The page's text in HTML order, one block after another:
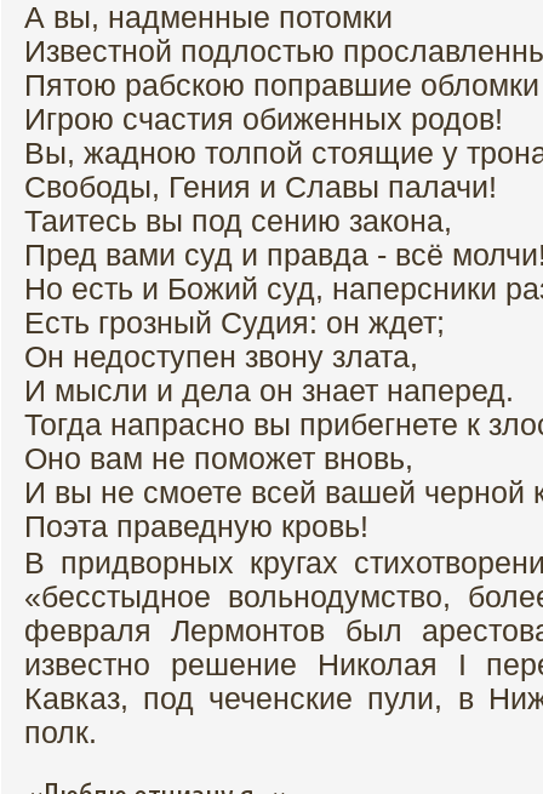
А вы, надменные потомки
Известной подлостью
Пятою рабскою поправшие обломки
Игрою счастия обиженных родов!
Вы, жадною толпой стоящие у
Свободы, Гения и Славы палачи!
Таитесь вы под сению закона,
Пред вами суд и правда - всё
Но есть и Божий суд, наперсники
Есть грозный Судия: он ждет;
Он недоступен звону злата,
И мысли и дела он знает наперед.
Тогда напрасно вы прибегнете к
Оно вам не поможет вновь,
И вы не смоете всей вашей черной
Поэта праведную кровь!
В придворных кругах
«бесстыдное вольнодумство,
февраля Лермонтов был
известно решение Николая I
Кавказ, под чеченские пули, в
полк.